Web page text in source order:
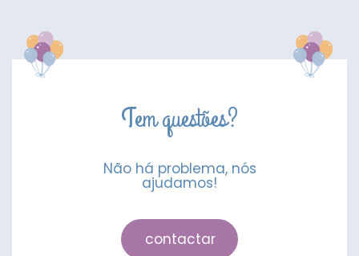
Tem questões?
Não há problema, nós
ajudamos!
contactar